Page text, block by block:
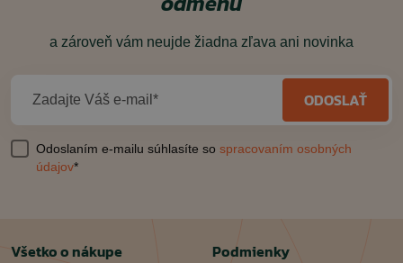
a zároveň vám neujde žiadna zľava ani novinka
Zadajte Váš e-mail* ODOSLAŤ
Odoslaním e-mailu súhlasíte so spracovaním osobných
údajov*
Všetko o nákupe Podmienky